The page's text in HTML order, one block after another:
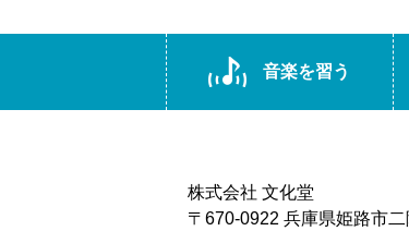
音楽を習う
株式会社 文化堂
〒670-0922 兵庫県姫路市